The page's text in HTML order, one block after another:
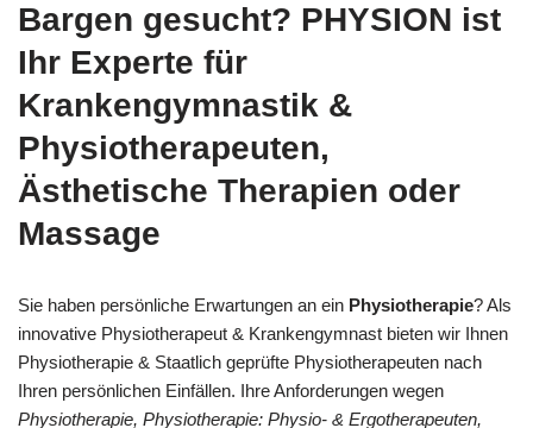
Bargen gesucht? PHYSION ist
Ihr Experte für
Krankengymnastik &
Physiotherapeuten,
Ästhetische Therapien oder
Massage
Sie haben persönliche Erwartungen an ein Physiotherapie? Als
innovative Physiotherapeut & Krankengymnast bieten wir Ihnen
Physiotherapie & Staatlich geprüfte Physiotherapeuten nach
Ihren persönlichen Einfällen. Ihre Anforderungen wegen
Physiotherapie, Physiotherapie: Physio- & Ergotherapeuten,